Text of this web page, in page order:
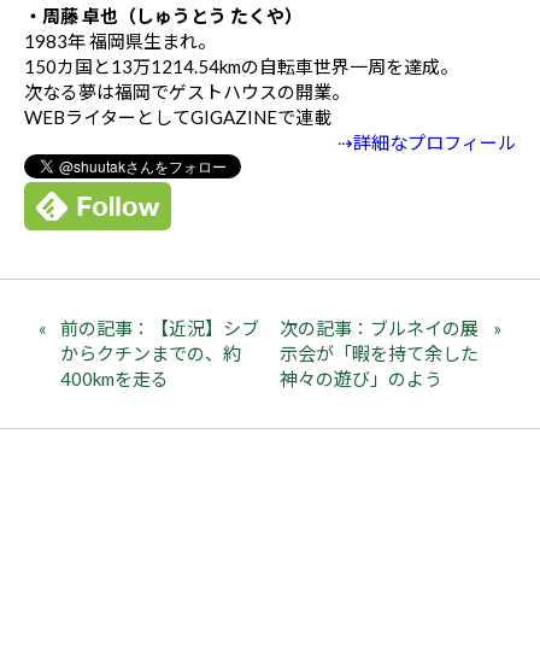
・周藤 卓也（しゅうとう たくや）
1983年 福岡県生まれ。
150カ国と13万1214.54kmの自転車世界一周を達成。
次なる夢は福岡でゲストハウスの開業。
WEBライターとしてGIGAZINEで連載
⇢詳細なプロフィール
前の記事：【近況】シブ
からクチンまでの、約
400kmを走る
次の記事：ブルネイの展
示会が「暇を持て余した
神々の遊び」のよう